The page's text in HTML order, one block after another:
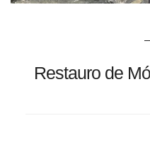
Restauro de